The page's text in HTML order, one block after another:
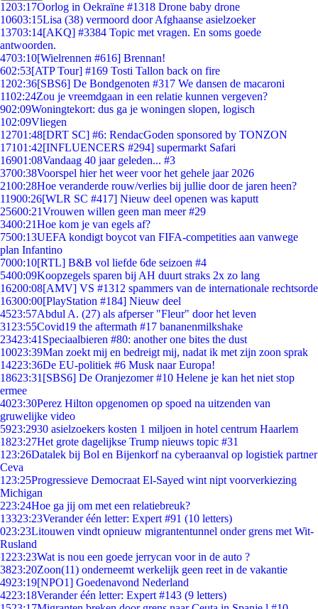
1203:17Oorlog in Oekraïne #1318 Drone baby drone
10603:15Lisa (38) vermoord door Afghaanse asielzoeker
13703:14[AKQ] #3384 Topic met vragen. En soms goede
antwoorden.
4703:10[Wielrennen #616] Brennan!
602:53[ATP Tour] #169 Tosti Tallon back on fire
1202:36[SBS6] De Bondgenoten #317 We dansen de macaroni
1102:24Zou je vreemdgaan in een relatie kunnen vergeven?
902:09Woningtekort: dus ga je woningen slopen, logisch
102:09Vliegen
12701:48[DRT SC] #6: RendacGoden sponsored by TONZON
17101:42[INFLUENCERS #294] supermarkt Safari
16901:08Vandaag 40 jaar geleden... #3
3700:38Voorspel hier het weer voor het gehele jaar 2026
2100:28Hoe veranderde rouw/verlies bij jullie door de jaren heen?
11900:26[WLR SC #417] Nieuw deel openen was kaputt
25600:21Vrouwen willen geen man meer #29
3400:21Hoe kom je van egels af?
7500:13UEFA kondigt boycot van FIFA-competities aan vanwege
plan Infantino
7000:10[RTL] B&B vol liefde 6de seizoen #4
5400:09Koopzegels sparen bij AH duurt straks 2x zo lang
16200:08[AMV] VS #1312 spammers van de internationale rechtsorde
16300:00[PlayStation #184] Nieuw deel
4523:57Abdul A. (27) als afperser "Fleur" door het leven
31 23:55Covid19 the aftermath #17 bananenmilkshake
23423:41 Speciaalbieren #80: another one bites the dust
10023:39Man zoekt mij en bedreigt mij, nadat ik met zijn zoon sprak
14223:36De EU-politiek #6 Musk naar Europa!
18623:31 [SBS6] De Oranjezomer #10 Helene je kan het niet stop
ermee
4023:30Perez Hilton opgenomen op spoed na uitzenden van
gruwelijke video
5923:2930 asielzoekers kosten 1 miljoen in hotel centrum Haarlem
1823:27Het grote dagelijkse Trump nieuws topic #31
1 23:26Datalek bij Bol en Bijenkorf na cyberaanval op logistiek partner
Ceva
1 23:25Progressieve Democraat El-Sayed wint nipt voorverkiezing
Michigan
223:24Hoe ga jij om met een relatiebreuk?
13323:23Verander één letter: Expert #91 (10 letters)
023:23Litouwen vindt opnieuw migrantentunnel onder grens met Wit-
Rusland
1223:23Wat is nou een goede jerrycan voor in de auto ?
3823:20Zoon(11) onderneemt werkelijk geen reet in de vakantie
4923:19[NPO1] Goedenavond Nederland
4223:18Verander één letter: Expert #143 (9 letters)